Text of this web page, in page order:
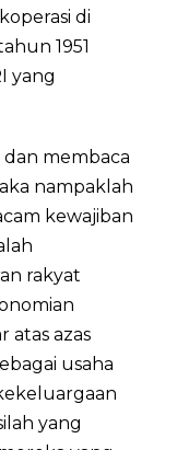
di
1951
yang
dan membaca
nampaklah
kewajiban
rakyat
atas azas
usaha
yang